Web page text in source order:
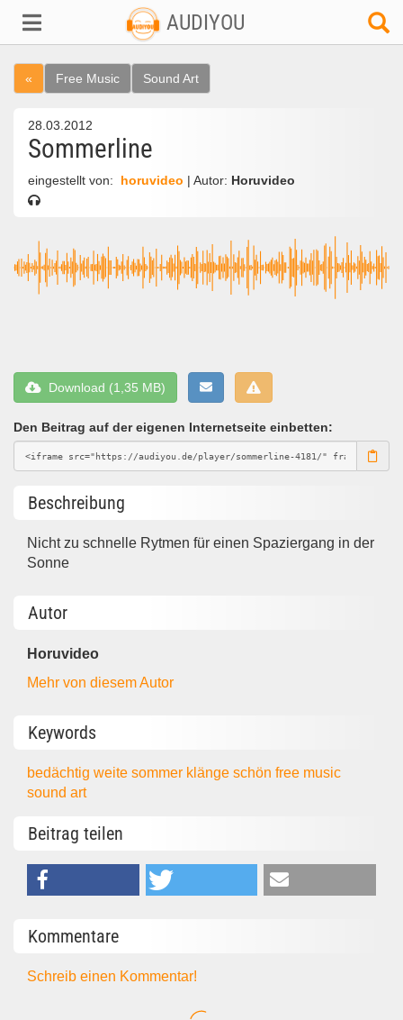
AUDIYOU
« Free Music Sound Art
28.03.2012
Sommerline
eingestellt von: horuvideo | Autor: Horuvideo
Download (1,35 MB)
Den Beitrag auf der eigenen Internetseite einbetten:
Beschreibung
Nicht zu schnelle Rytmen für einen Spaziergang in der
Sonne
Autor
Horuvideo
Mehr von diesem Autor
Keywords
bedächtigweitesommer klängeschönfree music
sound art
Beitrag teilen
Kommentare
Schreib einen Kommentar!